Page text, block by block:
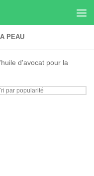
PEAU
d'avocat pour la